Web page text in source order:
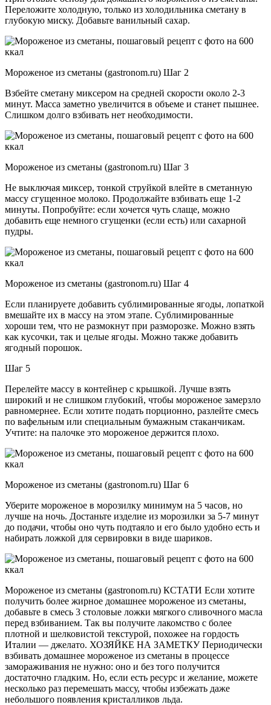
Переложите холодную, только из холодильника сметану в
глубокую миску. Добавьте ванильный сахар.
Мороженое из сметаны (gastronom.ru) Шаг 2
Взбейте сметану миксером на средней скорости около 2-3
минут. Масса заметно увеличится в объеме и станет пышнее.
Слишком долго взбивать нет необходимости.
Мороженое из сметаны (gastronom.ru) Шаг 3
Не выключая миксер, тонкой струйкой влейте в сметанную
массу сгущенное молоко. Продолжайте взбивать еще 1-2
минуты. Попробуйте: если хочется чуть слаще, можно
добавить еще немного сгущенки (если есть) или сахарной
пудры.
Мороженое из сметаны (gastronom.ru) Шаг 4
Если планируете добавить сублимированные ягоды, лопаткой
вмешайте их в массу на этом этапе. Сублимированные
хороши тем, что не размокнут при разморозке. Можно взять
как кусочки, так и целые ягоды. Можно также добавить
ягодный порошок.
Шаг 5
Перелейте массу в контейнер с крышкой. Лучше взять
широкий и не слишком глубокий, чтобы мороженое замерзло
равномернее. Если хотите подать порционно, разлейте смесь
по вафельным или специальным бумажным стаканчикам.
Учтите: на палочке это мороженое держится плохо.
Мороженое из сметаны (gastronom.ru) Шаг 6
Уберите мороженое в морозилку минимум на 5 часов, но
лучше на ночь. Достаньте изделие из морозилки за 5-7 минут
до подачи, чтобы оно чуть подтаяло и его было удобно есть и
набирать ложкой для сервировки в виде шариков.
Мороженое из сметаны (gastronom.ru) КСТАТИ Если хотите
получить более жирное домашнее мороженое из сметаны,
добавьте в смесь 3 столовые ложки мягкого сливочного масла
перед взбиванием. Так вы получите лакомство с более
плотной и шелковистой текстурой, похожее на гордость
Италии — джелато. ХОЗЯЙКЕ НА ЗАМЕТКУ Периодически
взбивать домашнее мороженое из сметаны в процессе
замораживания не нужно: оно и без того получится
достаточно гладким. Но, если есть ресурс и желание, можете
несколько раз перемешать массу, чтобы избежать даже
небольшого появления кристалликов льда.